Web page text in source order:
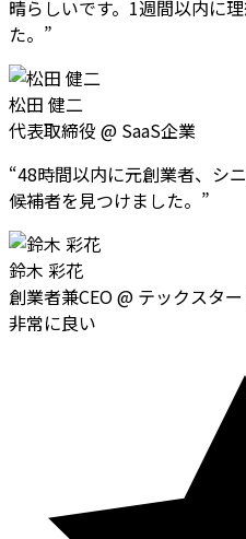
晴らしいです。1週間以内に
た。 ”
松田 健二
代表取締役 @ SaaS企業
“48時間以内に元創業者、シ
候補者を見つけました。 ”
鈴木 彩花
創業者兼CEO@ テックスタ
非常に良い